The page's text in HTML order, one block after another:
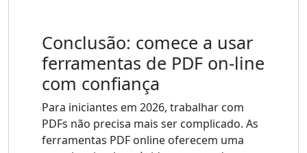
Conclusão: comece a usar
ferramentas de PDF on-line
com confiança
Para iniciantes em 2026, trabalhar com
PDFs não precisa mais ser complicado. As
ferramentas PDF online oferecem uma